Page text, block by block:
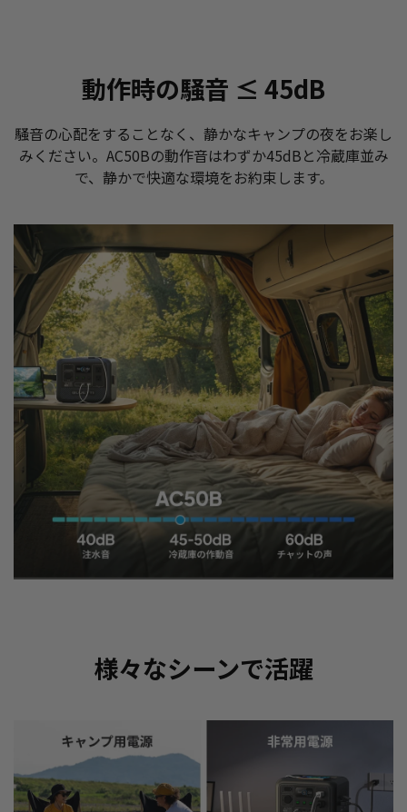
動作時の騒音 ≤ 45dB
騒音の心配をすることなく、静かなキャンプの夜をお楽し
みください。AC50Bの動作音はわずか45dBと冷蔵庫並み
で、静かで快適な環境をお約束します。
様々なシーンで活躍